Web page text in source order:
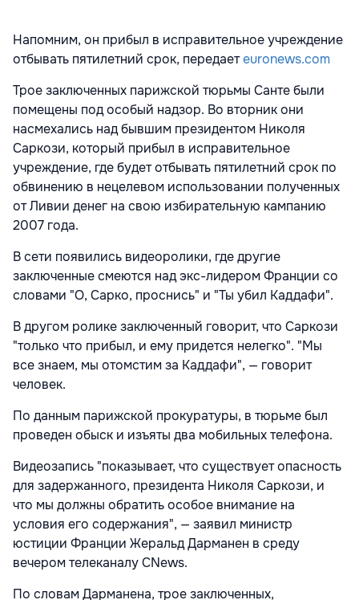
Напомним, он прибыл в исправительное учреждение
отбывать пятилетний срок, передаетeuronews.com
Трое заключенных парижской тюрьмы Санте были
помещены под особый надзор. Во вторник они
насмехались над бывшим президентом Николя
Саркози, который прибыл в исправительное
учреждение, где будет отбывать пятилетний срок по
обвинению в нецелевом использовании полученных
от Ливии денег на свою избирательную кампанию
2007 года.
В сети появились видеоролики, где другие
заключенные смеются над экс-лидером Франции со
словами "О, Сарко, проснись" и "Ты убил Каддафи".
В другом ролике заключенный говорит, что Саркози
"только что прибыл, и ему придется нелегко". "Мы
все знаем, мы отомстим за Каддафи", — говорит
человек.
По данным парижской прокуратуры, в тюрьме был
проведен обыск и изъяты два мобильных телефона.
Видеозапись "показывает, что существует опасность
для задержанного, президента Николя Саркози, и
что мы должны обратить особое внимание на
условия его содержания", — заявил министр
юстиции Франции Жеральд Дарманен в среду
вечером телеканалу CNews.
По словам Дарманена, трое заключенных,